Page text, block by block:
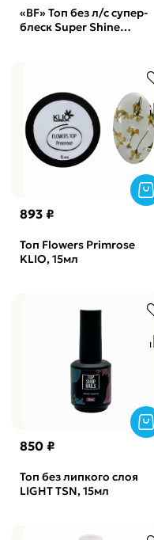
«BF» Топ без л/с супер-
блеск Super Shine
893 ₽
Топ Flowers Primrose
KLIO, 15мл
850 ₽
Топ без липкого слоя
LIGHT TSN, 15мл